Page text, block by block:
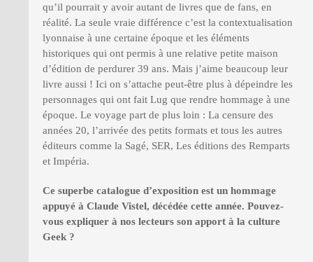
qu’il pourrait y avoir autant de livres que de fans, en
réalité. La seule vraie différence c’est la contextualisation
lyonnaise à une certaine époque et les éléments
historiques qui ont permis à une relative petite maison
d’édition de perdurer 39 ans. Mais j’aime beaucoup leur
livre aussi ! Ici on s’attache peut-être plus à dépeindre les
personnages qui ont fait Lug que rendre hommage à une
époque. Le voyage part de plus loin : La censure des
années 20, l’arrivée des petits formats et tous les autres
éditeurs comme la Sagé, SER, Les éditions des Remparts
et Impéria.
Ce superbe catalogue d’exposition est un hommage
appuyé à Claude Vistel, décédée cette année. Pouvez-
vous expliquer à nos lecteurs son apport à la culture
Geek ?